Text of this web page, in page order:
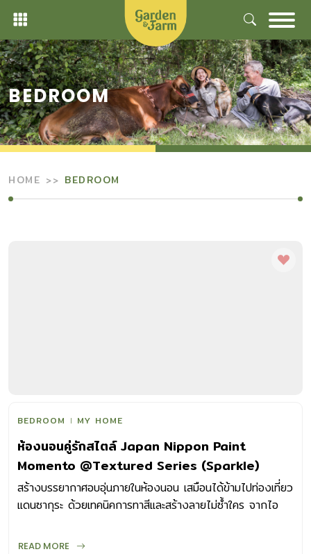
Skip
content
BEDROOM
HOME BEDROOM
BEDROOM MY HOME
ห้องนอนคู่รักสไตล์ Japan Nippon Paint
Momento @Textured Series (Sparkle)
สร้างบรรยากาศอบอุ่นภายในห้องนอน เสมือนได้ข้ามไปท่องเที่ยว
แดนซากุระ ด้วยเทคนิคการทาสีและสร้างลายไม่ซ้ำใคร จากไอ
READ MORE